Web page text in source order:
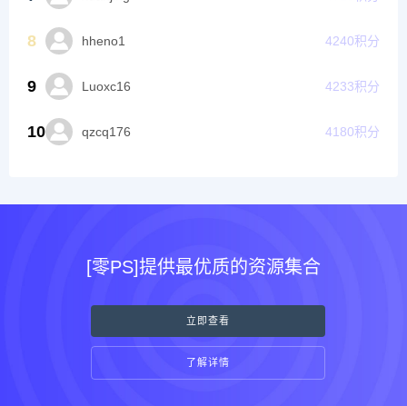
8 hheno1 4240积分
9 Luoxc16 4233积分
10 qzcq176 4180积分
[零PS]提供最优质的资源集合
立即查看
了解详情